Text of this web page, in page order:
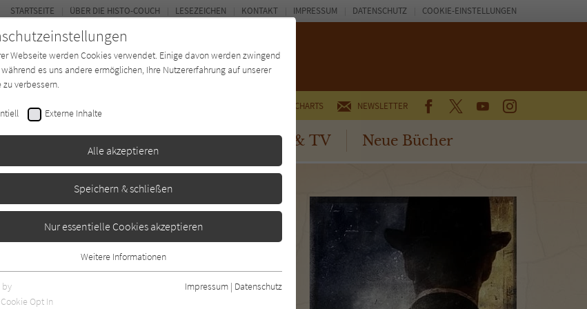
CHARTS NEWSLETTER FACEBOOKTWITTERYOUTUBEINSTAGRAM
Autor*in Magazin Kino & TV Neue Bücher
STARTSEITE ÜBER DIE HISTO-COUCH LESEZEICHEN KONTAKT IMPRESSUM DATENSCHUTZ COOKIE-EINSTELLUNGEN
Webseite werden Cookies verwendet. Einige davon werden zwingend
es uns andere ermöglichen, Ihre Nutzererfahrung auf unserer
verbessern.
Externe Inhalte
Alle akzeptieren
Speichern & schließen
Nur essentielle Cookies akzeptieren
Cookies werden für grundlegende Funktionen der Webseite
Dadurch ist gewährleistet, dass die Webseite einwandfrei
Weitere Informationen
by
Opt In
Impressum | Datenschutz